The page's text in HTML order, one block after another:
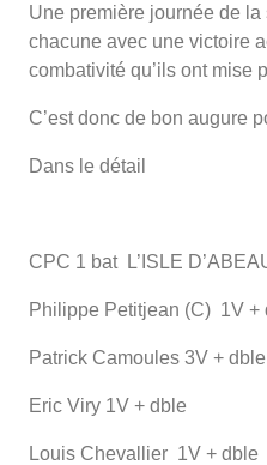
Une première journée de
chacune avec une victoire
combativité qu’ils ont mise
C’est donc de bon augure
Dans le détail
CPC 1 bat L’ISLE
Philippe Petitjean (C) 1V +
Patrick Camoules 3V + dble
Eric Viry 1V + dble
Louis Chevallier 1V + dble